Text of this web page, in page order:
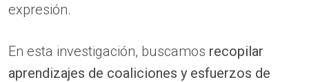
expresión.
En esta investigación, buscamos recopilar
aprendizajes de coaliciones y esfuerzos de